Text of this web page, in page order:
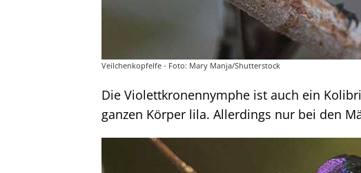
Veilchenkopfelfe - Foto: Mary Manja/Shutterstock
Die Violettkronennymphe ist auch ein
ganzen Körper lila. Allerdings nur bei den